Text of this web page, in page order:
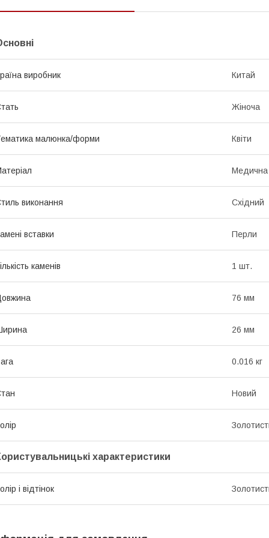
виробник Китай
Жіноча
малюнка/форми Квіти
Медична
виконання Східний
вставки Перли
каменів 1 шт.
76 мм
26 мм
0.016 кг
Новий
характеристики
і відтінок